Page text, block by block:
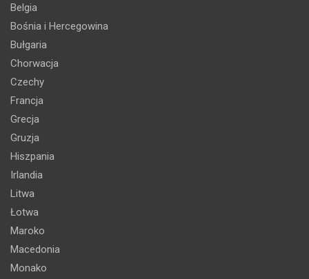
Belgia
Bośnia i Hercegowina
Bułgaria
Chorwacja
Czechy
Francja
Grecja
Gruzja
Hiszpania
Irlandia
Litwa
Łotwa
Maroko
Macedonia
Monako